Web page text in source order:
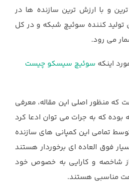
و با ارزش ترین سازنده ها در
تولید کننده سوئیچ شبکه و در کل
می رود.
اینکه سوئیچ سیسکو چیست
که منظور اصلی این مقاله، معرفی
بوده که به جرات می توان ادعا کرد
تمامی این کمپانی های سازنده
فوق العاده ای برخوردار هستند
شاخصه و کارایی به خصوص خود
مناسبی هستند.